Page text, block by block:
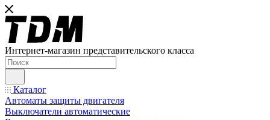
Интернет-магазин представительского класса
Каталог
Автоматы защиты двигателя
Выключатели автоматические